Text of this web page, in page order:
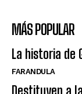
MÁS POPULAR
La historia de
FARANDULA